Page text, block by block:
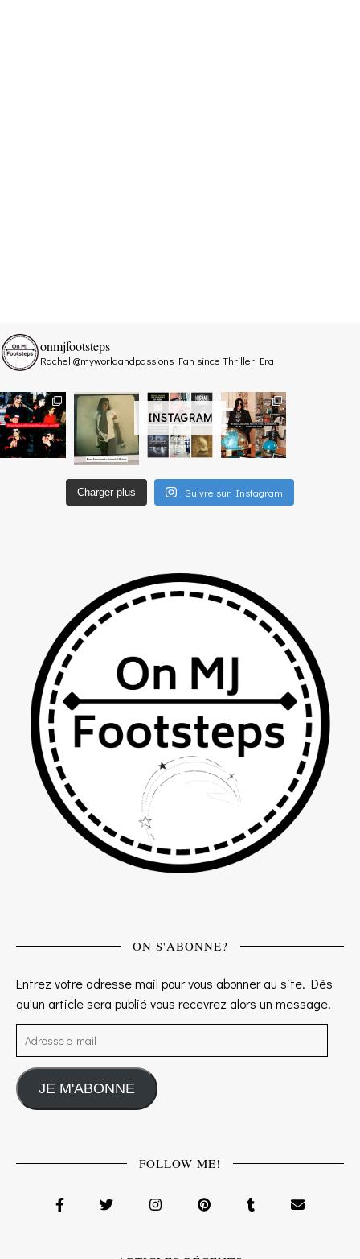
INSTAGRAM
onmjfootsteps
Rachel @myworldandpassions Fan since Thriller Era
Charger plus Suivre sur Instagram
ON S'ABONNE?
Entrez votre adresse mail pour vous abonner au site. Dès
qu'un article sera publié vous recevrez alors un message.
Adresse e-mail
JE M'ABONNE
FOLLOW ME!